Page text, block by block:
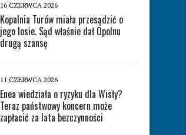
16 CZERWCA 2026
Kopalnia Turów miała przesądzić o
jego losie. Sąd właśnie dał Opolnu
drugą szansę
11 CZERWCA 2026
Enea wiedziała o ryzyku dla Wisły?
Teraz państwowy koncern może
zapłacić za lata bezczynności